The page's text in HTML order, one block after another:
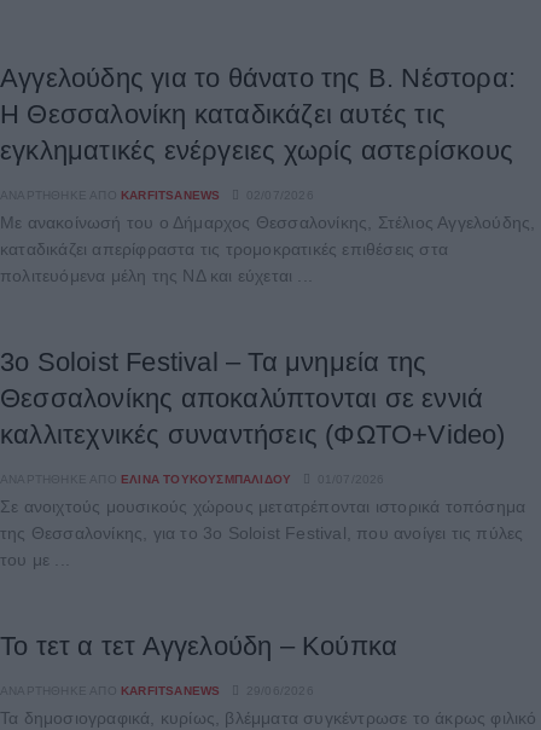
Αγγελούδης για το θάνατο της Β. Νέστορα:
Η Θεσσαλονίκη καταδικάζει αυτές τις
εγκληματικές ενέργειες χωρίς αστερίσκους
ΑΝΑΡΤΉΘΗΚΕ ΑΠΌ KARFITSANEWS
Με ανακοίνωσή του ο Δήμαρχος Θεσσαλονίκης, Στέλιος Αγγελούδης,
καταδικάζει απερίφραστα τις τρομοκρατικές επιθέσεις στα
πολιτευόμενα μέλη της ΝΔ και εύχεται ...
3ο Soloist Festival – Τα μνημεία της
Θεσσαλονίκης αποκαλύπτονται σε εννιά
καλλιτεχνικές συναντήσεις (ΦΩΤΟ+Video)
ΑΝΑΡΤΉΘΗΚΕ ΑΠΌ ΕΛΊΝΑ ΤΟΥΚΟΥΣΜΠΑΛΊΔΟΥ
Σε ανοιχτούς μουσικούς χώρους μετατρέπονται ιστορικά τοπόσημα
της Θεσσαλονίκης, για το 3ο Soloist Festival, που ανοίγει τις πύλες
του με ...
Το τετ α τετ Αγγελούδη – Κούπκα
ΑΝΑΡΤΉΘΗΚΕ ΑΠΌ KARFITSANEWS 29/06/2026
Τα δημοσιογραφικά, κυρίως, βλέμματα συγκέντρωσε το άκρως φιλικό